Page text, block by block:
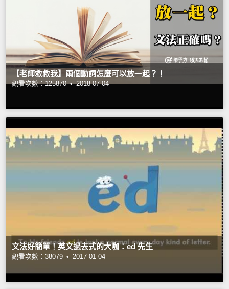
【老師救救我】兩個動詞怎麼可以放一起？！
觀看次數：125870 • 2018-07-04
文法好簡單！英文過去式的大咖：ed 先生
觀看次數：38079 • 2017-01-04